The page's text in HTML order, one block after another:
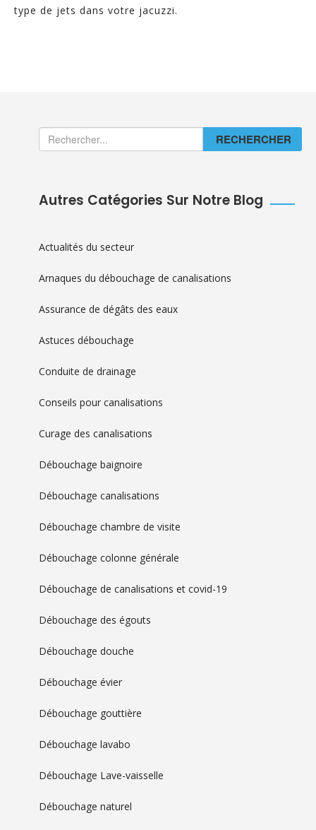
type de jets dans votre jacuzzi.
RECHERCHER
Autres Catégories Sur Notre Blog
Actualités du secteur
Arnaques du débouchage de canalisations
Assurance de dégâts des eaux
Astuces débouchage
Conduite de drainage
Conseils pour canalisations
Curage des canalisations
Débouchage baignoire
Débouchage canalisations
Débouchage chambre de visite
Débouchage colonne générale
Débouchage de canalisations et covid-19
Débouchage des égouts
Débouchage douche
Débouchage évier
Débouchage gouttière
Débouchage lavabo
Débouchage Lave-vaisselle
Débouchage naturel